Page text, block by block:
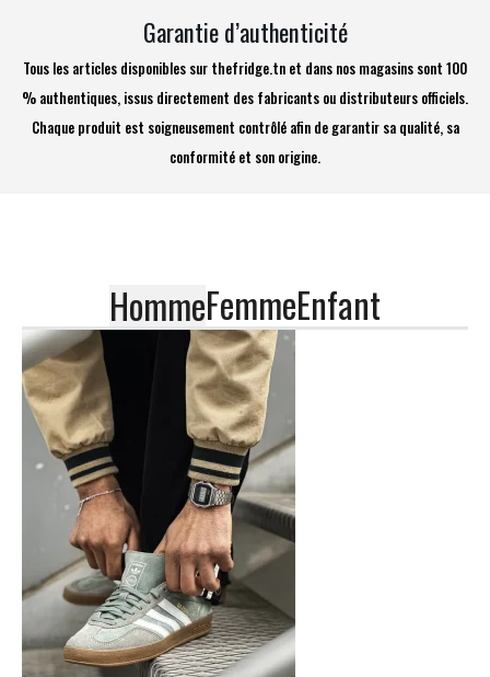
Garantie d’authenticité
Tous les articles disponibles sur thefridge.tn et dans nos magasins sont 100
% authentiques, issus directement des fabricants ou distributeurs officiels.
Chaque produit est soigneusement contrôlé afin de garantir sa qualité, sa
conformité et son origine.
HommeFemmeEnfant